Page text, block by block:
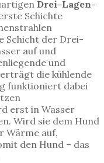
Drei-Lagen-
Schichte
Schicht der Drei-
auf und
und
die kühlende
funktioniert dabei
erst in Wasser
Wird sie dem Hund
Wärme auf,
den Hund – das